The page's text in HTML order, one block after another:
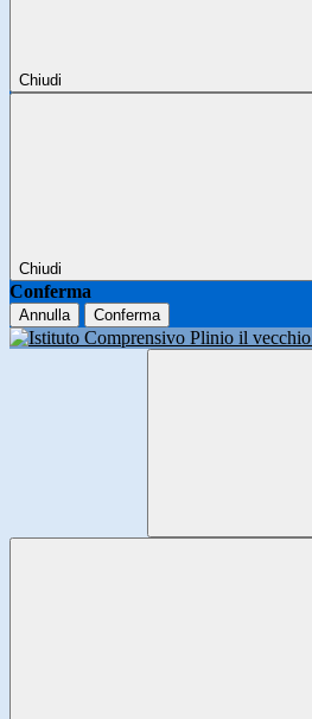
Chiudi
Chiudi
Conferma
Annulla Conferma